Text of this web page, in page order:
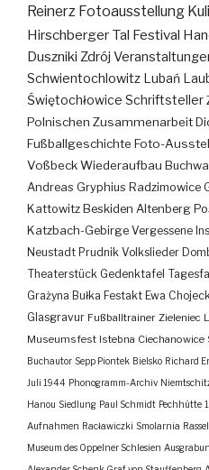
Reinerz Fotoausstellung
Hirschberger Tal Festival
Duszniki Zdrój
Schwientochlowitz Lubań
Świętochłowice Schriftsteller
Polnischen Zusammenarbeit
Fußballgeschichte Foto-
VoßbeckWiederaufbau
Andreas Gryphius Radzimowice
Kattowitz Beskiden Altenberg
Katzbach-Gebirge Vergessene
Neustadt Prudnik Volkslieder
Theaterstück Gedenktafel
Grażyna Bułka Festakt Ewa
Glasgravur Fußballtrainer Zieleniec
Museumsfest Istebna Ciechanowice
Buchautor Sepp Piontek Bielsko Richard
Juli 1944 Phonogramm-Archiv
Hanou Siedlung Paul Schmidt Pechhütte
Aufnahmen Racławiczki Smolarnia
Museum des Oppelner Schlesien